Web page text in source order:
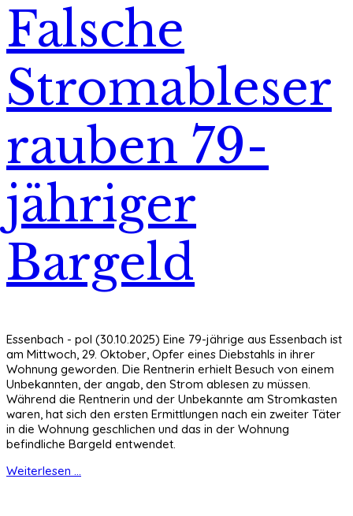
Falsche
Stromableser
rauben 79-
jähriger
Bargeld
Essenbach - pol (30.10.2025) Eine 79-jährige aus Essenbach ist
am Mittwoch, 29. Oktober, Opfer eines Diebstahls in ihrer
Wohnung geworden. Die Rentnerin erhielt Besuch von einem
Unbekannten, der angab, den Strom ablesen zu müssen.
Während die Rentnerin und der Unbekannte am Stromkasten
waren, hat sich den ersten Ermittlungen nach ein zweiter Täter
in die Wohnung geschlichen und das in der Wohnung
befindliche Bargeld entwendet.
Weiterlesen ...